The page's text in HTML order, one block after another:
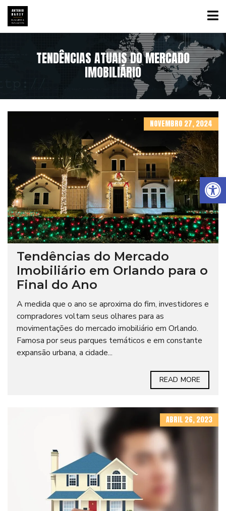
Abrir a barra de ferramentas
TENDÊNCIAS ATUAIS DO MERCADO
IMOBILIÁRIO
NOVEMBRO 27, 2024
Tendências do Mercado
Imobiliário em Orlando para o
Final do Ano
A medida que o ano se aproxima do fim, investidores e
compradores voltam seus olhares para as
movimentações do mercado imobiliário em Orlando.
Famosa por seus parques temáticos e em constante
expansão urbana, a cidade...
READ MORE
ABRIL 26, 2023